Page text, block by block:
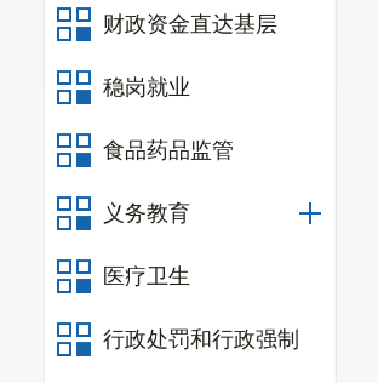
财政资金直达基层
稳岗就业
食品药品监管
义务教育
医疗卫生
行政处罚和行政强制